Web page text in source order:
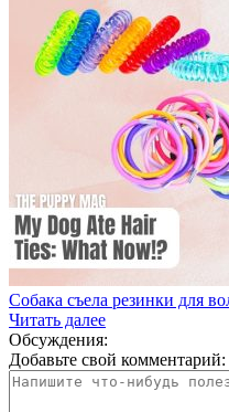
Собака съела резинки для
Читать далее
Обсуждения:
Добавьте свой комментарий: